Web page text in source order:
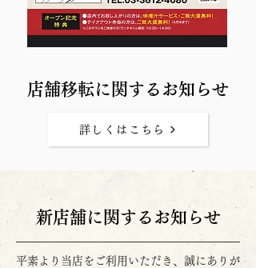
店舗移転に関するお知らせ
詳しくはこちら
新店舗に関するお知らせ
平素より当店をご利用いただき、誠にありが